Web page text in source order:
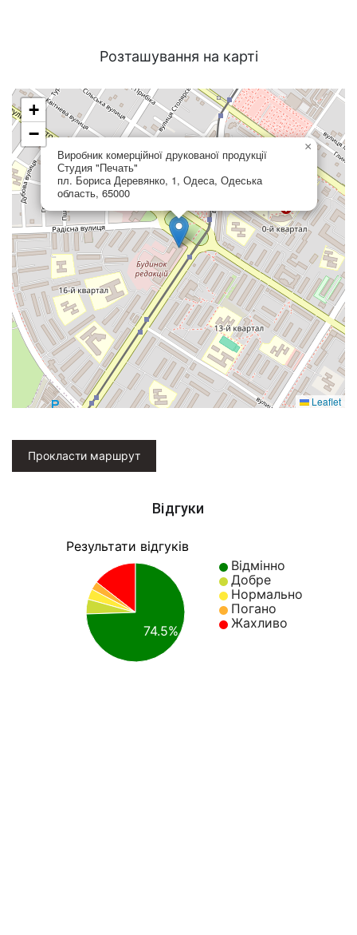
Розташування на карті
Виробник комерційної друкованої продукції
Студия "Печать"
пл. Бориса Деревянко, 1, Одеса, Одеська
область, 65000
×
+
−
Leaflet
Прокласти маршрут
Відгуки
Результати відгуків
Відмінно
Добре
Нормально
Погано
Жахливо
74.5%